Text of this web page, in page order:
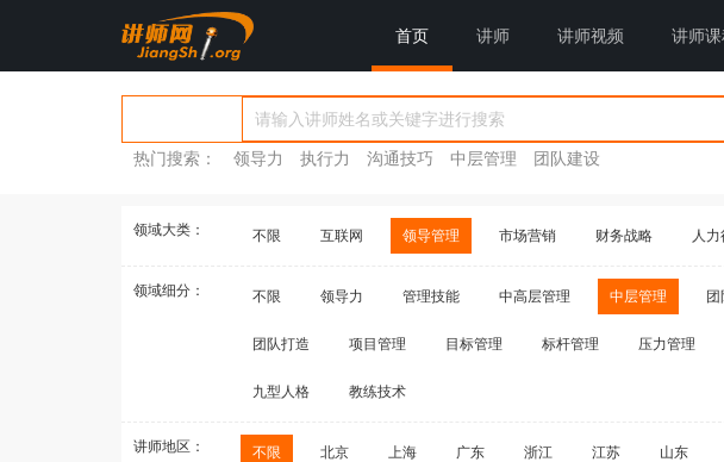
首页 讲师 讲师视频 讲师课
热门搜索：
领导力 执行力 沟通技巧 中层管理 团队建设
领域大类： 不限 互联网 领导管理 市场营销 财务战略 人力
领域细分： 不限 领导力 管理技能 中高层管理 中层管理
团队打造 项目管理 目标管理 标杆管理 压力管理
九型人格 教练技术
讲师地区： 不限 北京 上海 广东 浙江 江苏 山东